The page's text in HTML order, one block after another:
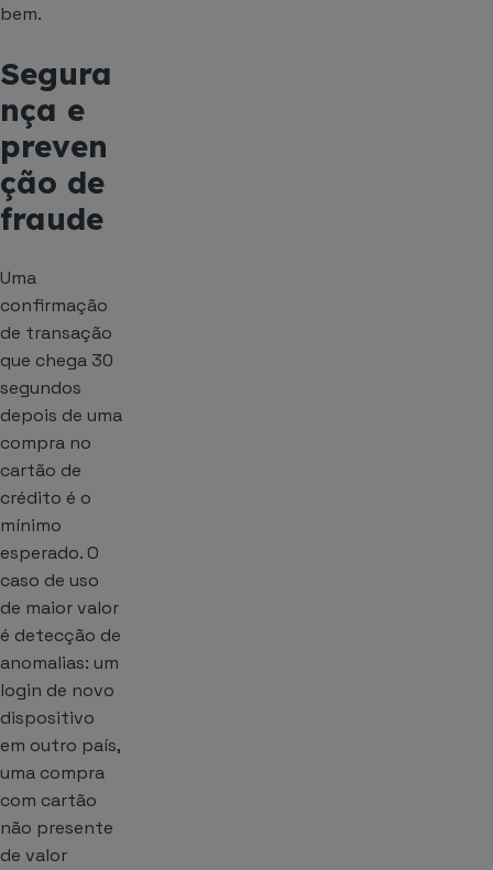
bem.
Segura
nça e
preven
ção de
fraude
Uma
confirmação
de transação
que chega 30
segundos
depois de uma
compra no
cartão de
crédito é o
mínimo
esperado. O
caso de uso
de maior valor
é detecção de
anomalias: um
login de novo
dispositivo
em outro país,
uma compra
com cartão
não presente
de valor